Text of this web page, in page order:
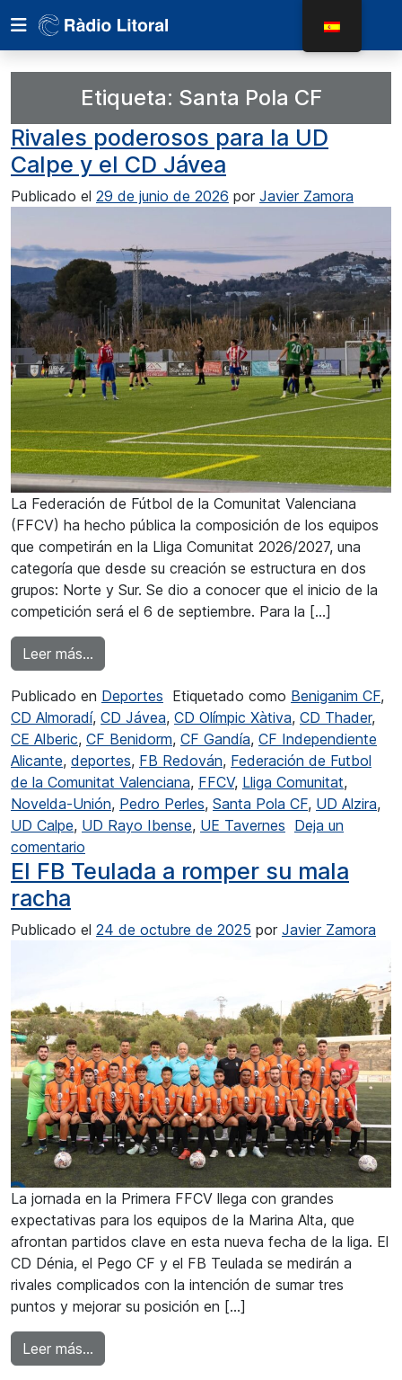
Etiqueta: Santa Pola CF
Rivales poderosos para la UD
Calpe y el CD Jávea
Publicado el 29 de junio de 2026 por Javier Zamora
La Federación de Fútbol de la Comunitat Valenciana
(FFCV) ha hecho pública la composición de los equipos
que competirán en la Lliga Comunitat 2026/2027, una
categoría que desde su creación se estructura en dos
grupos: Norte y Sur. Se dio a conocer que el inicio de la
competición será el 6 de septiembre. Para la […]
Leer más…
Publicado en Deportes Etiquetado como Beniganim CF,
CD Almoradí, CD Jávea, CD Olímpic Xàtiva, CD Thader,
CE Alberic, CF Benidorm, CF Gandía, CF Independiente
Alicante, deportes, FB Redován, Federación de Futbol
de la Comunitat Valenciana, FFCV, Lliga Comunitat,
Novelda-Unión, Pedro Perles, Santa Pola CF, UD Alzira,
UD Calpe, UD Rayo Ibense, UE Tavernes Deja un
comentario
El FB Teulada a romper su mala
racha
Publicado el 24 de octubre de 2025 por Javier Zamora
La jornada en la Primera FFCV llega con grandes
expectativas para los equipos de la Marina Alta, que
afrontan partidos clave en esta nueva fecha de la liga. El
CD Dénia, el Pego CF y el FB Teulada se medirán a
rivales complicados con la intención de sumar tres
puntos y mejorar su posición en […]
Leer más…